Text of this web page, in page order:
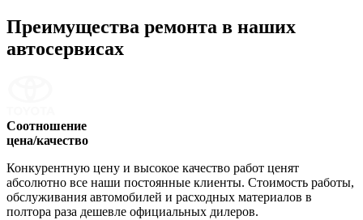
Преимущества ремонта в наших
автосервисах
Соотношение
цена/качество
Конкурентную цену и высокое качество работ ценят
абсолютно все наши постоянные клиенты. Стоимость работы,
обслуживания автомобилей и расходных материалов в
полтора раза дешевле официальных дилеров.